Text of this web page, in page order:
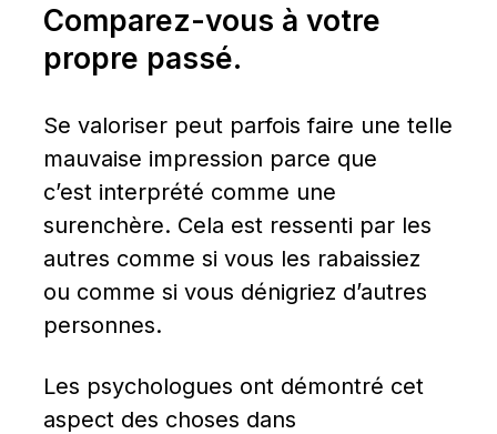
Comparez-vous à votre
propre passé.
Se valoriser peut parfois faire une telle
mauvaise impression parce que
c’est interprété comme une
surenchère. Cela est ressenti par les
autres comme si vous les rabaissiez
ou comme si vous dénigriez d’autres
personnes.
Les psychologues ont démontré cet
aspect des choses dans